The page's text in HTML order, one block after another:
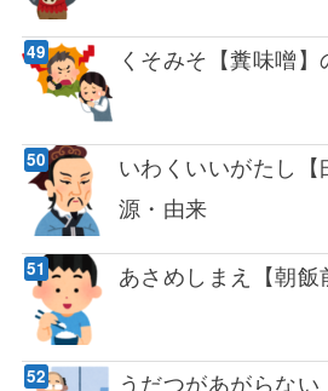
くそみそ【糞味噌
いわくいいがたし
源・由来
あさめしまえ【朝
うだつがあがらない